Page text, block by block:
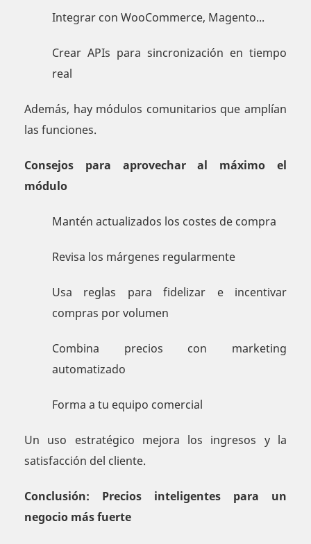
Integrar con WooCommerce, Magento...
Crear APIs para sincronización en tiempo
real
Además, hay módulos comunitarios que amplían
las funciones.
Consejos para aprovechar al máximo el
módulo
Mantén actualizados los costes de compra
Revisa los márgenes regularmente
Usa reglas para fidelizar e incentivar
compras por volumen
Combina precios con marketing
automatizado
Forma a tu equipo comercial
Un uso estratégico mejora los ingresos y la
satisfacción del cliente.
Conclusión: Precios inteligentes para un
negocio más fuerte